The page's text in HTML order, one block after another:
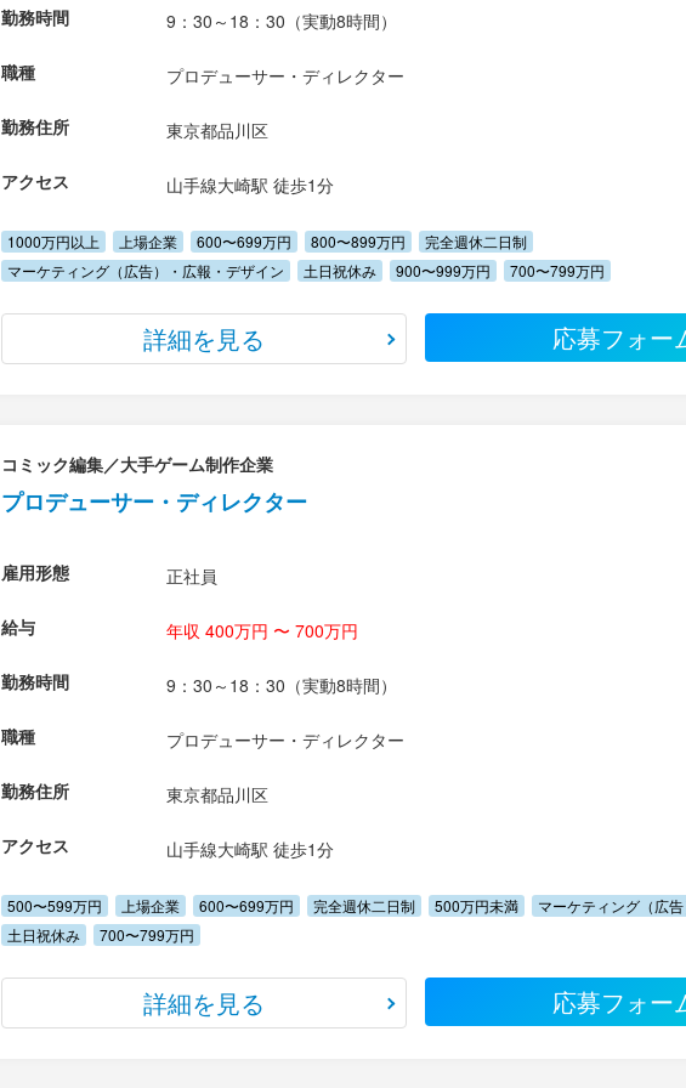
勤務時間 9：30～18：30（実動8時間）
職種 プロデューサー・ディレクター
勤務住所 東京都品川区
アクセス 山手線大崎駅 徒歩1分
1000万円以上 上場企業 600〜699万円 800〜899万円
完全週休二日制
マーケティング（広告）・広報・デザイン
土日祝休み 900〜999万円 700〜799万円
詳細を見る 応募フォー
コミック編集／大手ゲーム制作企業
プロデューサー・ディレクター
雇用形態 正社員
給与 年収 400万円 〜 700万円
勤務時間 9：30～18：30（実動8時間）
職種 プロデューサー・ディレクター
勤務住所 東京都品川区
アクセス 山手線大崎駅 徒歩1分
500〜599万円 上場企業 600〜699万円 完全週休二日制 500万円未満
マーケティング（広
土日祝休み
700〜799万円
詳細を見る 応募フォー